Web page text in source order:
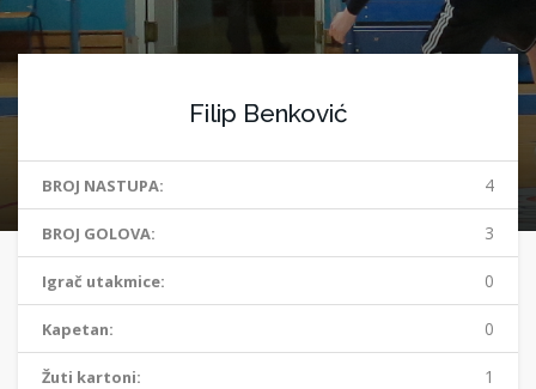
Filip Benković
BROJ NASTUPA: 4
BROJ GOLOVA: 3
Igrač utakmice: 0
Kapetan: 0
Žuti kartoni: 1